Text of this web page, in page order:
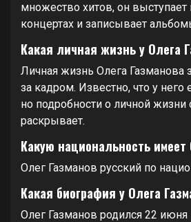
множество хитов, он
концертах и записывает
Какая личная жизнь у Олега
Личная жизнь Олега Газманова
за кадром. Известно, что у него
но подробности о личной жизни
раскрывает.
Какую национальность имеет
Олег Газманов русский по
Какая биография у Олега
Олег Газманов родился 22 июня